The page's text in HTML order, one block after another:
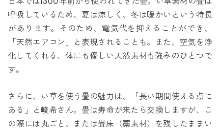
呼吸しているため、夏は涼しく、冬は暖かいという特長
があります。そのため、電気代を抑えることができ、
「天然エアコン」と表現されることも。また、空気を浄
化してくれる、体にも優しい天然素材も強みのひとつで
す。
さらに、い草を使う畳の魅力は、「長い期間使える点に
ある」と峻希さん。畳は寿命が来たら交換しますが、こ
の際には丸ごと、または畳床（藁素材）を残したままい